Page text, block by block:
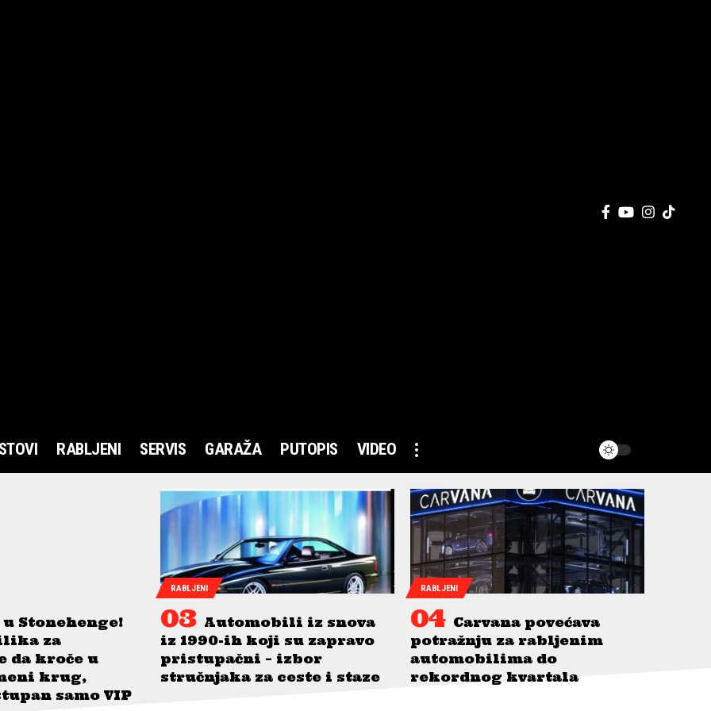
RABLJENI SERVIS GARAŽA PUTOPIS VIDEO
Stonehenge!
za
da kroče u
krug,
samo VIP
RABLJENI
Automobili iz snova
iz 1990-ih koji su zapravo
pristupačni – izbor
stručnjaka za ceste i staze
RABLJENI
Carvana povećava
potražnju za rabljenim
automobilima do
rekordnog kvartala